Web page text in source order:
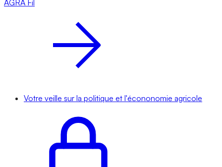
AGRA Fil
Votre veille sur la politique et l'écononomie agricole